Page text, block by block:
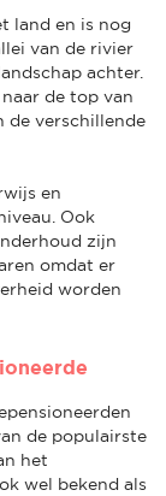
land en is nog
van de rivier
achter.
de top van
de verschillende
en
Ook
zijn
omdat er
worden
de populairste
het
wel bekend als